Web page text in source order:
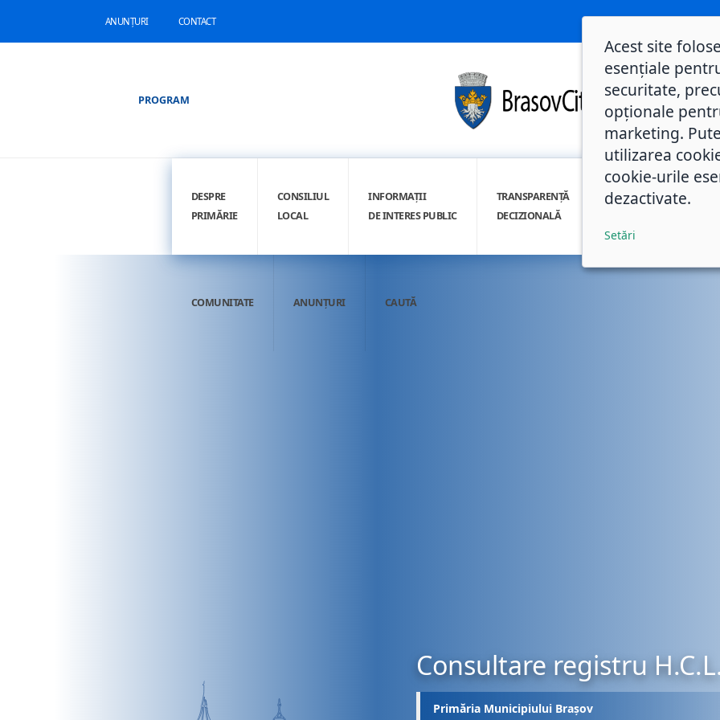
ANUNȚURI CONTACT
PROGRAM
DESPRE
PRIMĂRIE
CONSILIUL
LOCAL
INFORMAȚII
DE INTERES PUBLIC
TRANSPARENȚĂ
DECIZIONALĂ
INTEGRITATE
COMUNITATE ANUNȚURI CAUTĂ
Consultare registru
Primăria Municipiului Brașov
Acest site
esențiale
securitate,
opționale
marketing.
utilizarea
cookie-urile
dezactivate.
Setări